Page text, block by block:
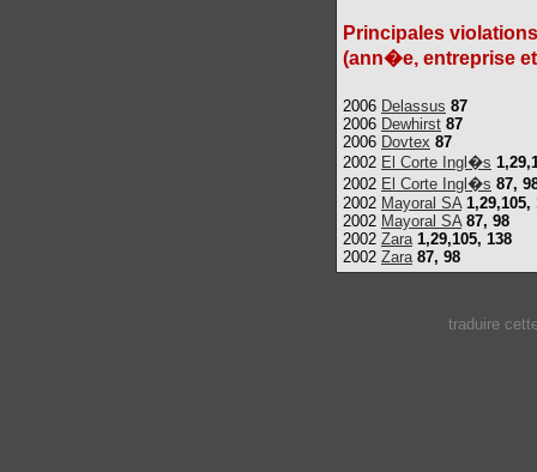
Principales
(ann�e, entreprise
2006 Delassus 87
2006 Dewhirst 87
2006 Dovtex 87
2002 El Corte Ingl�s
2002 El Corte Ingl�s 87,
2002 Mayoral SA 1,29,105,
2002 Mayoral SA 87, 98
2002 Zara 1,29,105, 138
2002 Zara 87, 98
traduire